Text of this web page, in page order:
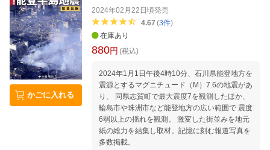
かごに入れる
2024年02月22日頃発売
4.67 (3件)
在庫あり
880円 (税込)
2024年1月1日午後4時10分、石川県能登地方を
震源とするマグニチュード（M）7.6の地震があ
り、 同県志賀町で最大震度7を観測したほか、
輪島市や珠洲市など能登地方の広い範囲で 震度
6弱以上の揺れを観測。 激変した街並みを地元
紙の総力を結集し取材。記憶に刻む報道写真を
多数掲載。